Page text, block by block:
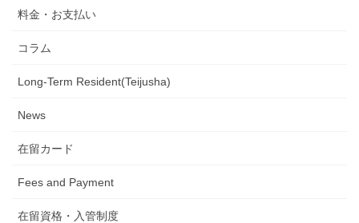
料金・お支払い
コラム
Long-Term Resident(Teijusha)
News
在留カード
Fees and Payment
在留資格・入管制度